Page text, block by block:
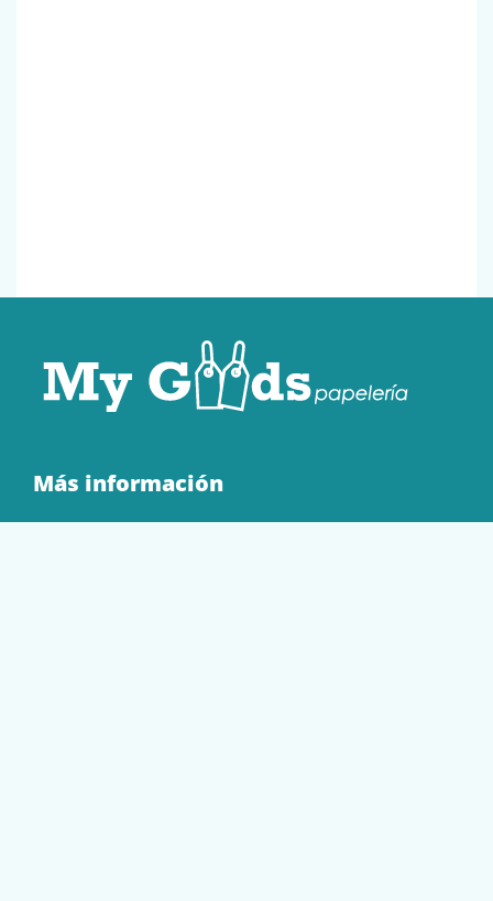
Más información